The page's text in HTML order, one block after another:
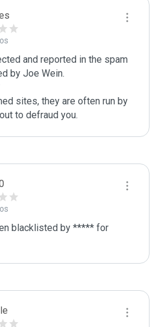
and reported in the spam
by Joe Wein.
sites, they are often run by
to defraud you.
blacklisted by ***** for